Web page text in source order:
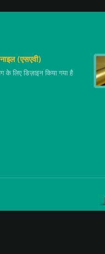
(एसएवी)
के लिए डिज़ाइन किया गया है